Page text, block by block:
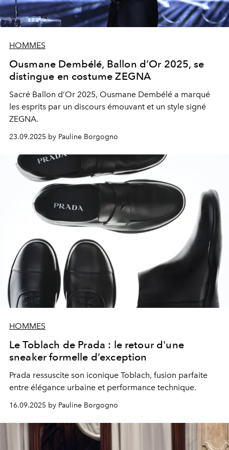
HOMMES
Ousmane Dembélé, Ballon d’Or 2025, se
distingue en costume ZEGNA
Sacré Ballon d’Or 2025, Ousmane Dembélé a marqué
les esprits par un discours émouvant et un style signé
ZEGNA.
23.09.2025 by Pauline Borgogno
HOMMES
Le Toblach de Prada : le retour d'une
sneaker formelle d’exception
Prada ressuscite son iconique Toblach, fusion parfaite
entre élégance urbaine et performance technique.
16.09.2025 by Pauline Borgogno